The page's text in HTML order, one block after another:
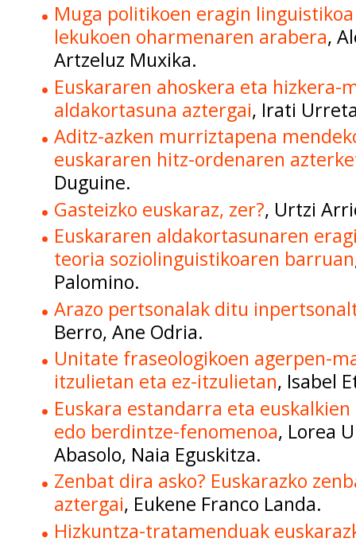
Muga politikoen eragin
lekukoen oharmenaren arabera,
Artzeluz Muxika.
Euskararen ahoskera eta hizkera-
aldakortasuna aztergai, Irati
Aditz-azken murriztapena
euskararen hitz-ordenaren
Duguine.
Gasteizko euskaraz, zer?, Urtzi
Euskararen aldakortasunaren
teoria soziolinguistikoaren barruan
Palomino.
Arazo pertsonalak ditu
Berro, Ane Odria.
Unitate fraseologikoen agerpen-
itzulietan eta ez-itzulietan, Isabel
Euskara estandarra eta
edo berdintze-fenomenoa, Lorea
Abasolo, Naia Eguskitza.
Zenbat dira asko? Euskarazko
aztergai, Eukene Franco Landa.
Hizkuntza-tratamenduak